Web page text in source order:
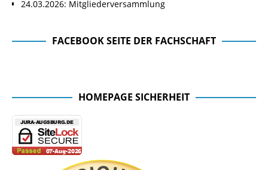
24.03.2026: Mitgliederversammlung
FACEBOOK SEITE DER FACHSCHAFT
HOMEPAGE SICHERHEIT